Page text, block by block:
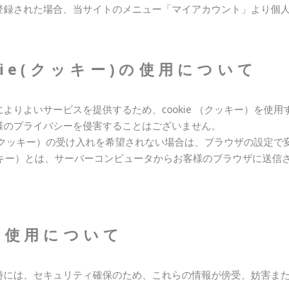
録された場合、当サイトのメニュー「マイアカウント」より個
クッキー)の使用について
よりよいサービスを提供するため、cookie （クッキー）を使
プライバシーを侵害することはございません。
ッキー）の受け入れを希望されない場合は、ブラウザの設定で
）とは、サーバーコンピュータからお客様のブラウザに送
用について
は、セキュリティ確保のため、これらの情報が傍受、妨害